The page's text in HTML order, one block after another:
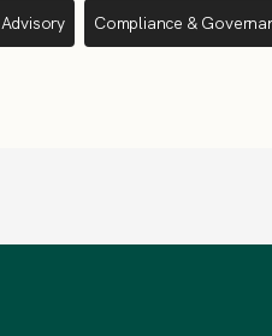
Advisory Compliance &